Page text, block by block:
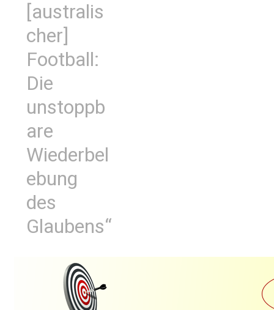
[australis
cher]
Football:
Die
unstoppb
are
Wiederbel
ebung
des
Glaubens“